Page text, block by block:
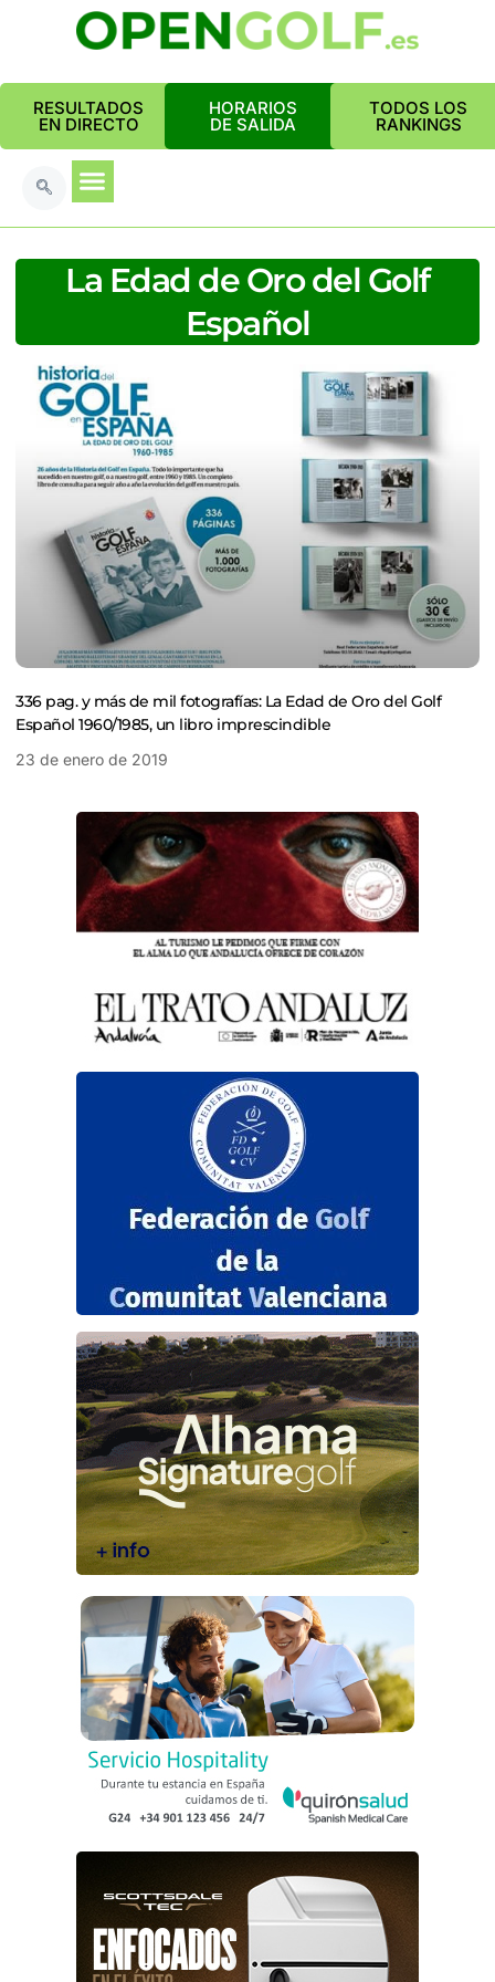
RESULTADOS
EN DIRECTO
HORARIOS
DE SALIDA
TODOS LOS
RANKINGS
La Edad de Oro del Golf
Español
336 pag. y más de mil fotografías: La Edad de Oro del Golf
Español 1960/1985, un libro imprescindible
23 de enero de 2019